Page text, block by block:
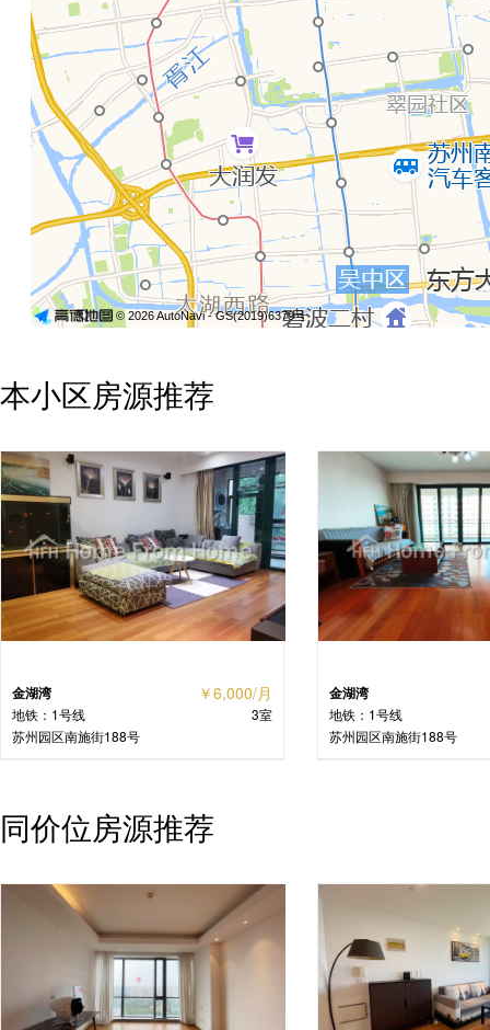
© 2026 AutoNavi- GS(2019)6379号
本小区房源推荐
金湖湾
地铁：1号线
苏州园区南施街188号
￥6,000/月
3室
金湖湾
地铁：1号线
苏州园区南施街188号
同价位房源推荐